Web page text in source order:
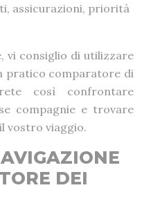
assicurazioni, priorità
vi consiglio di utilizzare
pratico comparatore di
così confrontare
compagnie e trovare
vostro viaggio.
DEI